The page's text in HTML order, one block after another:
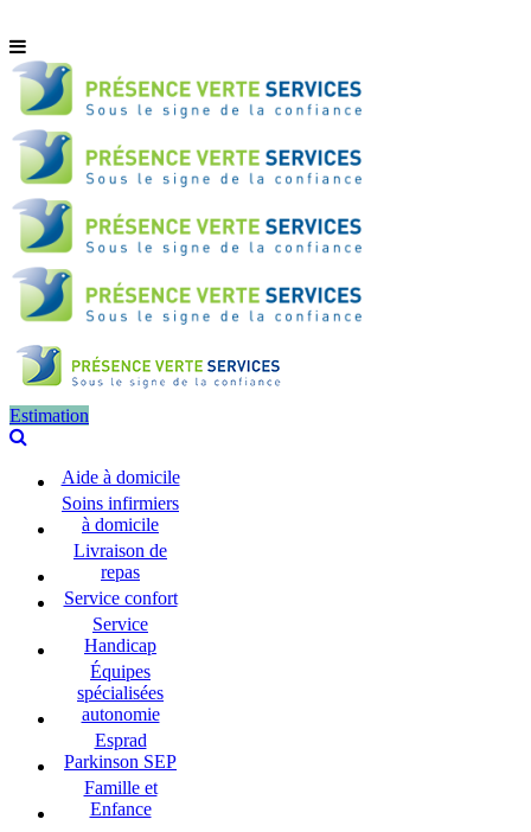
Estimation
Aide à domicile
Soins infirmiers
à domicile
Livraison de
repas
Service confort
Service
Handicap
Équipes
spécialisées
autonomie
Esprad
Parkinson SEP
Famille et
Enfance